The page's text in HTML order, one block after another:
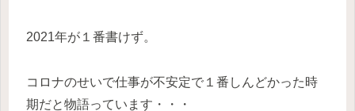
2021年が１番書けず。
コロナのせいで仕事が不安定で１番しんどかった時
期だと物語っています・・・